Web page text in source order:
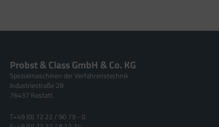
Probst & Class GmbH & Co. KG
Spezialmaschinen der Verfahrenstechnik
Industriestraße 28
76437 Rastatt
T+49 (0) 72 22 / 90 79 - 0